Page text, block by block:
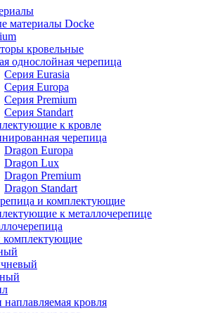
материалы Docke
кровельные
однослойная черепица
Серия Eurasia
Серия Europa
Серия Premium
Серия Standart
к кровле
черепица
Dragon Europa
Dragon Lux
Dragon Premium
Dragon Standart
и комплектующие
к металлочерепице
наплавляемая кровля